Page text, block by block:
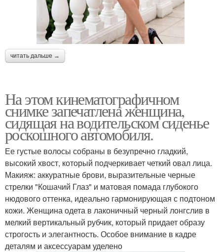
читать дальше →
На этом кинематографичном
снимке запечатлена женщина,
сидящая на водительском сиденье
роскошного автомобиля.
Ее густые волосы собраны в безупречно гладкий,
высокий хвост, который подчеркивает четкий овал лица.
Макияж: аккуратные брови, выразительные черные
стрелки "Кошачий Глаз" и матовая помада глубокого
нюдового оттенка, идеально гармонирующая с подтоном
кожи. Женщина одета в лаконичный черный лонгслив в
мелкий вертикальный рубчик, который придает образу
строгость и элегантность. Особое внимание в кадре
деталям и аксессуарам уделено